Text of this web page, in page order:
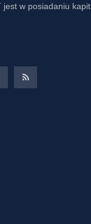
w posiadaniu